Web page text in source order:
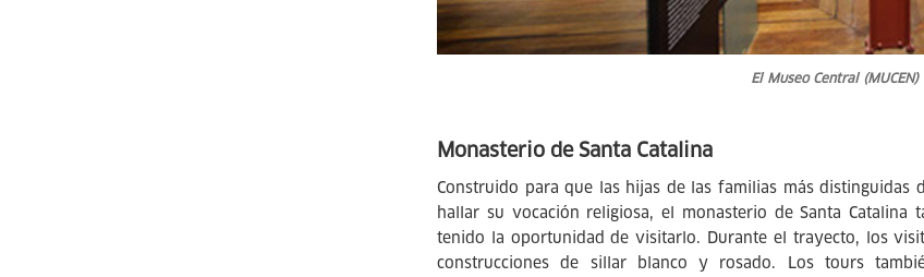
El Museo Central
Monasterio de Santa Catalina
Construido para que las hijas de las familias más distinguidas
hallar su vocación religiosa, el monasterio de Santa
tenido la oportunidad de visitarlo. Durante el trayecto, los
construcciones de sillar blanco y rosado. Los tours